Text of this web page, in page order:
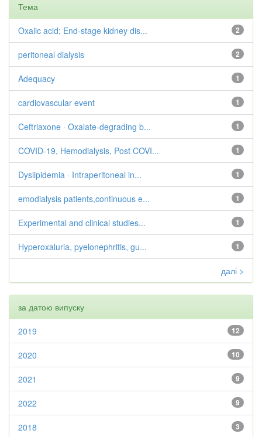
Тема
2
Oxalic acid; End-stage kidney dis...
2
peritoneal dialysis
1
Adequacy
1
cardiovascular event
1
Ceftriaxone · Oxalate-degrading b...
1
COVID-19, Hemodialysis, Post COVI...
1
Dyslipidemia · Intraperitoneal in...
1
emodialysis patients,continuous e...
1
Experimental and clinical studies...
1
Hyperoxaluria, pyelonephritis, gu...
далі >
за датою випуску
12
2019
10
2020
9
2021
9
2022
3
2018